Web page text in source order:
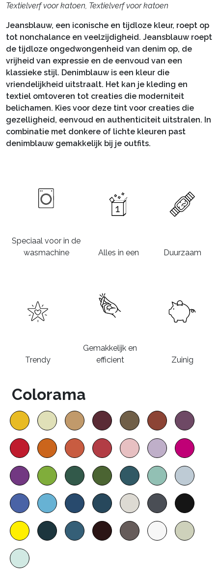
(9 avis)
Textielverf voor katoen, Textielverf voor katoen
Jeansblauw, een iconische en tijdloze kleur, roept op
tot nonchalance en veelzijdigheid. Jeansblauw roept
de tijdloze ongedwongenheid van denim op, de
vrijheid van expressie en de eenvoud van een
klassieke stijl. Denimblauw is een kleur die
vriendelijkheid uitstraalt. Het kan je kleding en
textiel omtoveren tot creaties die moderniteit
belichamen. Kies voor deze tint voor creaties die
gezelligheid, eenvoud en authenticiteit uitstralen. In
combinatie met donkere of lichte kleuren past
denimblauw gemakkelijk bij je outfits.
Speciaal voor in de
wasmachine
Alles in een Duurzaam
Trendy
Gemakkelijk en
efficient
Zuinig
Colorama